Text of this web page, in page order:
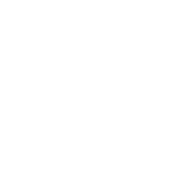
se rindió homenaje a
fuera del ámbito
contra esta
nace desde la
tenemos un papel que